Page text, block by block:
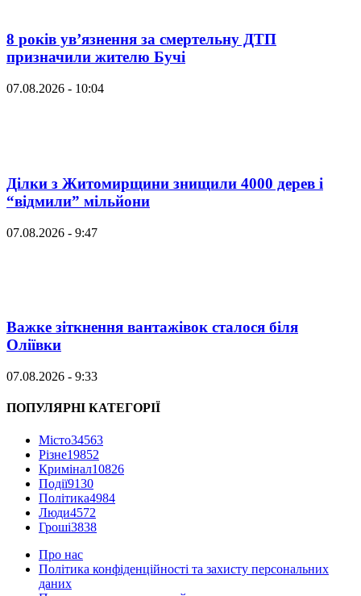
8 років ув’язнення за смертельну ДТП
призначили жителю Бучі
07.08.2026 - 10:04
Ділки з Житомирщини знищили 4000 дерев і
“відмили” мільйони
07.08.2026 - 9:47
Важке зіткнення вантажівок сталося біля
Оліївки
07.08.2026 - 9:33
ПОПУЛЯРНІ КАТЕГОРІЇ
Місто34563
Різне19852
Кримінал10826
Події9130
Політика4984
Люди4572
Гроші3838
Про нас
Політика конфіденційності та захисту персональних
даних